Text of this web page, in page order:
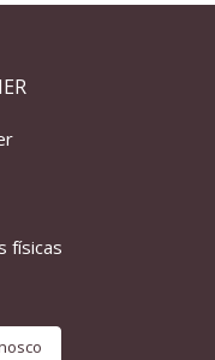
físicas